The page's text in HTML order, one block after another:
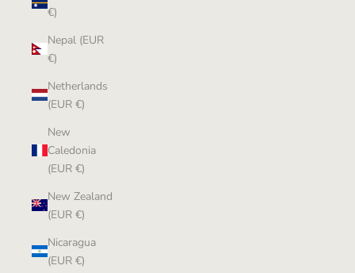
€)
Nepal (EUR
€)
Netherlands
(EUR €)
New
Caledonia
(EUR €)
New Zealand
(EUR €)
Nicaragua
(EUR €)